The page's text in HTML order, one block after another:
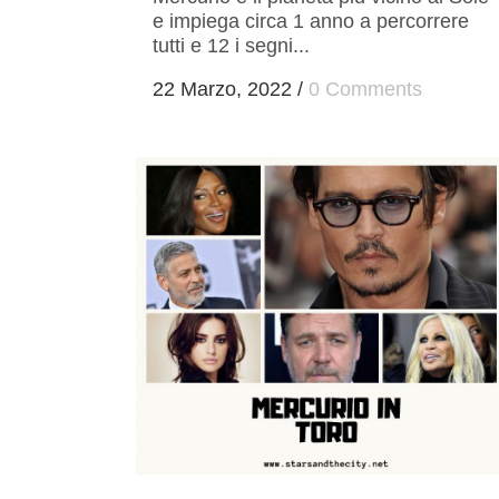
e impiega circa 1 anno a percorrere
tutti e 12 i segni...
22 Marzo, 2022 / 0 Comments